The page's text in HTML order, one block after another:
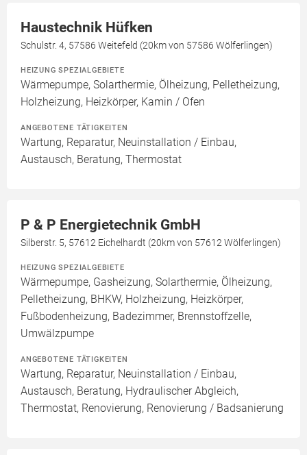
Haustechnik Hüfken
Schulstr. 4, 57586 Weitefeld (20km von 57586 Wölferlingen)
HEIZUNG SPEZIALGEBIETE
Wärmepumpe, Solarthermie, Ölheizung, Pelletheizung,
Holzheizung, Heizkörper, Kamin / Ofen
ANGEBOTENE TÄTIGKEITEN
Wartung, Reparatur, Neuinstallation / Einbau,
Austausch, Beratung, Thermostat
P & P Energietechnik GmbH
Silberstr. 5, 57612 Eichelhardt (20km von 57612 Wölferlingen)
HEIZUNG SPEZIALGEBIETE
Wärmepumpe, Gasheizung, Solarthermie, Ölheizung,
Pelletheizung, BHKW, Holzheizung, Heizkörper,
Fußbodenheizung, Badezimmer, Brennstoffzelle,
Umwälzpumpe
ANGEBOTENE TÄTIGKEITEN
Wartung, Reparatur, Neuinstallation / Einbau,
Austausch, Beratung, Hydraulischer Abgleich,
Thermostat, Renovierung, Renovierung / Badsanierung